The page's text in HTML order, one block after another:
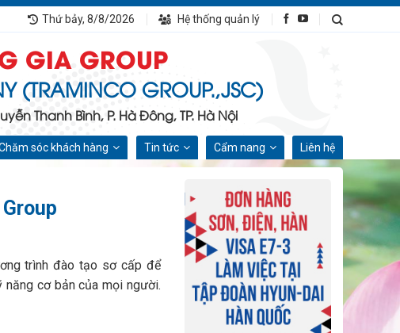
Thứ bảy, 8/8/2026 Hệ thống quản lý
GIA GROUP
(TRAMINCO GROUP.,JSC)
Thanh Bình, P. Hà Đông, TP. Hà Nội
sóc khách hàng Tin tức Cẩm nang Liên hệ
trình đào tạo sơ cấp để
cơ bản của mọi người.